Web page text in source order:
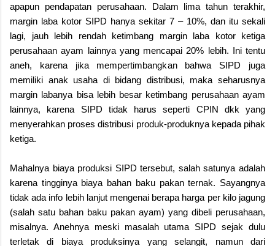
apapun pendapatan perusahaan. Dalam lima tahun terakhir,
margin laba kotor SIPD hanya sekitar 7 – 10%, dan itu sekali
lagi, jauh lebih rendah ketimbang margin laba kotor ketiga
perusahaan ayam lainnya yang mencapai 20% lebih. Ini tentu
aneh, karena jika mempertimbangkan bahwa SIPD juga
memiliki anak usaha di bidang distribusi, maka seharusnya
margin labanya bisa lebih besar ketimbang perusahaan ayam
lainnya, karena SIPD tidak harus seperti CPIN dkk yang
menyerahkan proses distribusi produk-produknya kepada pihak
ketiga.
Mahalnya biaya produksi SIPD tersebut, salah satunya adalah
karena tingginya biaya bahan baku pakan ternak. Sayangnya
tidak ada info lebih lanjut mengenai berapa harga per kilo jagung
(salah satu bahan baku pakan ayam) yang dibeli perusahaan,
misalnya. Anehnya meski masalah utama SIPD sejak dulu
terletak di biaya produksinya yang selangit, namun dari